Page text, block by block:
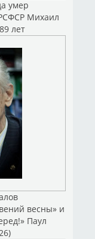
умер
Михаил
лет
весны» и
Паул